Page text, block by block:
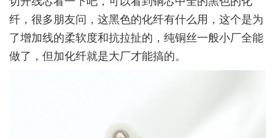
纤，很多朋友问，这黑色的化纤有什么用，这个是为
了增加线的柔软度和抗拉扯的，纯铜丝一般小厂全能
做了，但加化纤就是大厂才能搞的。